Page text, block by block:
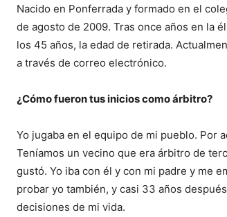
Nacido en Ponferrada y formado en el
de agosto de 2009. Tras once años en la
los 45 años, la edad de retirada.
a través de correo electrónico.
¿Cómo fueron tus inicios como árbitro?
Yo jugaba en el equipo de mi pueblo. Por
Teníamos un vecino que era árbitro de
gustó. Yo iba con él y con mi padre y me
probar yo también, y casi 33 años
decisiones de mi vida.